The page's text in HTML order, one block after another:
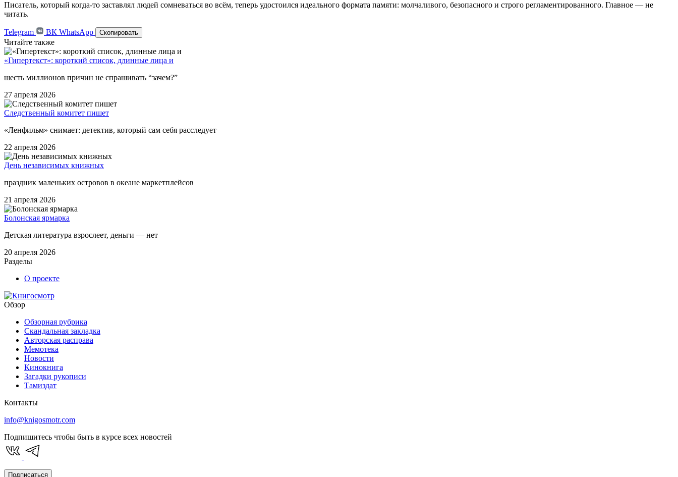
Писатель, который когда-то заставлял людей сомневаться во всём, теперь удостоился идеального формата памяти: молчаливого, безопасного и строго регламентированного. Главное — не
читать.
Telegram ВК WhatsApp Скопировать
Читайте также
«Гипертекст»: короткий список, длинные лица и
шесть миллионов причин не спрашивать “зачем?”
27 апреля 2026
Следственный комитет пишет
«Ленфильм» снимает: детектив, который сам себя расследует
22 апреля 2026
День независимых книжных
праздник маленьких островов в океане маркетплейсов
21 апреля 2026
Болонская ярмарка
Детская литература взрослеет, деньги — нет
20 апреля 2026
Разделы
О проекте
Обзор
Обзорная рубрика
Скандальная закладка
Авторская расправа
Мемотека
Новости
Кинокнига
Загадки рукописи
Тамиздат
Контакты
info@knigosmotr.com
Подпишитесь чтобы быть в курсе всех новостей
Подписаться